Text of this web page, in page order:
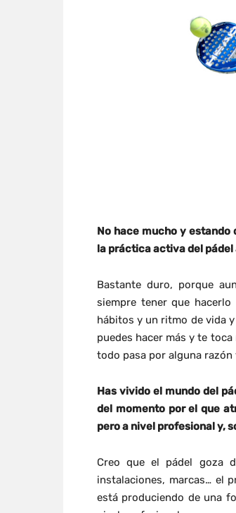
No hace mucho y
la práctica activa del pádel
Bastante duro, porque
siempre tener que
hábitos y un ritmo de vida
puedes hacer más y te
todo pasa por alguna
Has vivido el mundo del
del momento por el que
pero a nivel profesional y,
Creo que el pádel goza
instalaciones, marcas… el
está produciendo de una